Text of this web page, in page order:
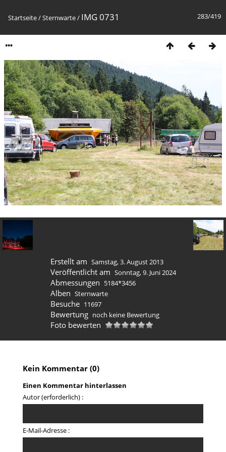
283/419
Startseite/Sternwarte/ IMG 0731
Erstellt am Samstag, 3. August 2013
Veröffentlicht am Sonntag, 9. Juni 2024
Abmessungen 5184*3456
Alben Sternwarte
Besuche 11697
Bewertung noch keine Bewertung
Foto bewerten
Kein Kommentar (0)
Einen Kommentar hinterlassen
Autor (erforderlich) :
E-Mail-Adresse :